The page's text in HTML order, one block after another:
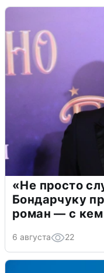
«Не просто
Бондарчуку
роман — с кем
6 августа 22